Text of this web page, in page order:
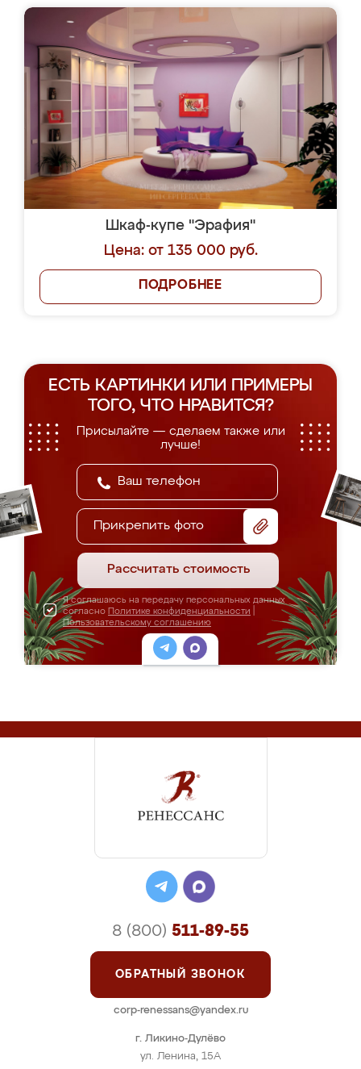
Шкаф-купе "Эрафия"
Цена: от 135 000 руб.
ПОДРОБНЕЕ
ЕСТЬ КАРТИНКИ ИЛИ ПРИМЕРЫ
ТОГО, ЧТО НРАВИТСЯ?
Присылайте — сделаем также или
лучше!
Прикрепить фото
Рассчитать стоимость
Я соглашаюсь на передачу персональных данных
согласно Политике конфиденциальности
Пользовательскому соглашению
г. Ликино-Дулёво
ул. Ленина, 15А
8 (800) 511-89-55
ОБРАТНЫЙ ЗВОНОК
corp-renessans@yandex.ru